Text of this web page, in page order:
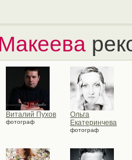
Виталий Пухов
фотограф
Ольга
Екатеринчева
фотограф